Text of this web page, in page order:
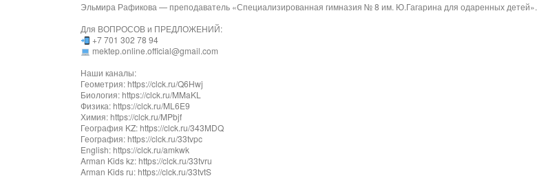
Эльмира Рафикова — преподаватель «Специализированная гимназия № 8 им. Ю.Гагарина для одаренных детей».
Для ВОПРОСОВ и ПРЕДЛОЖЕНИЙ:
+7 701 302 78 94
mektep.online.official@gmail.com
Наши каналы:
Геометрия: https://clck.ru/Q6Hwj
Биология: https://clck.ru/MMaKL
Физика: https://clck.ru/ML6E9
Химия: https://clck.ru/MPbjf
География KZ: https://clck.ru/343MDQ
География: https://clck.ru/33tvpc
English: https://clck.ru/amkwk
Arman Kids kz: https://clck.ru/33tvru
Arman Kids ru: https://clck.ru/33tvtS